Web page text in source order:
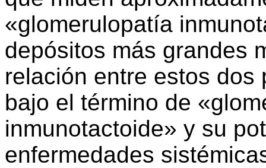
«glomerulopatía
depósitos más grandes
relación entre estos
bajo el término de
inmunotactoide» y su
enfermedades